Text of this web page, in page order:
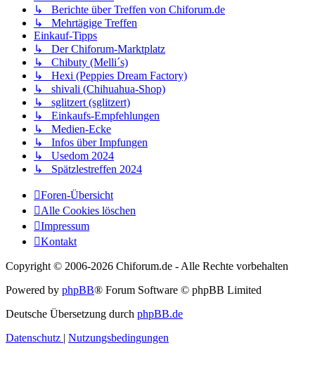
↳ Berichte über Treffen von Chiforum.de
↳ Mehrtägige Treffen
Einkauf-Tipps
↳ Der Chiforum-Marktplatz
↳ Chibuty (Melli´s)
↳ Hexi (Peppies Dream Factory)
↳ shivali (Chihuahua-Shop)
↳ sglitzert (sglitzert)
↳ Einkaufs-Empfehlungen
↳ Medien-Ecke
↳ Infos über Impfungen
↳ Usedom 2024
↳ Spätzlestreffen 2024
Foren-Übersicht
Alle Cookies löschen
Impressum
Kontakt
Copyright © 2006-2026 Chiforum.de - Alle Rechte vorbehalten
Powered by phpBB® Forum Software © phpBB Limited
Deutsche Übersetzung durch phpBB.de
Datenschutz | Nutzungsbedingungen